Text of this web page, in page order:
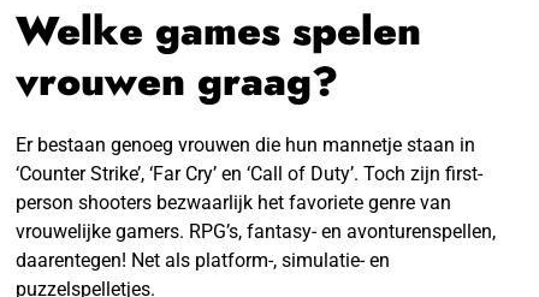
Welke games spelen
vrouwen graag?
Er bestaan genoeg vrouwen die hun mannetje staan in
‘Counter Strike’, ‘Far Cry’ en ‘Call of Duty’. Toch zijn first-
person shooters bezwaarlijk het favoriete genre van
vrouwelijke gamers. RPG’s, fantasy- en avonturenspellen,
daarentegen! Net als platform-, simulatie- en
puzzelspelletjes.